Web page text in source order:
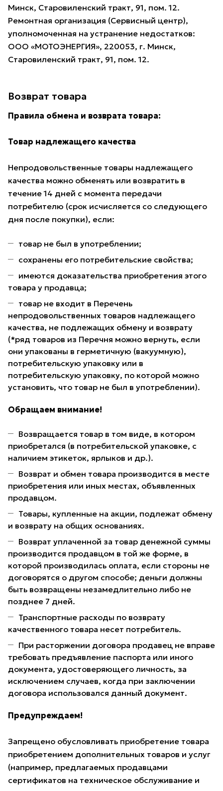
Минск, Старовиленский тракт, 91, пом. 12.
Ремонтная организация (Сервисный центр),
уполномоченная на устранение недостатков:
ООО «МОТОЭНЕРГИЯ», 220053, г. Минск,
Старовиленский тракт, 91, пом. 12.
Возврат товара
Правила обмена и возврата товара:
Товар надлежащего качества
Непродовольственные товары надлежащего
качества можно обменять или возвратить в
течение 14 дней с момента передачи
потребителю (срок исчисляется со следующего
дня после покупки), если:
товар не был в употреблении;
сохранены его потребительские свойства;
имеются доказательства приобретения этого
товара у продавца;
товар не входит в Перечень
непродовольственных товаров надлежащего
качества, не подлежащих обмену и возврату
(*ряд товаров из Перечня можно вернуть, если
они упакованы в герметичную (вакуумную),
потребительскую упаковку или в
потребительскую упаковку, по которой можно
установить, что товар не был в употреблении).
Обращаем внимание!
Возвращается товар в том виде, в котором
приобретался (в потребительской упаковке, с
наличием этикеток, ярлыков и др.).
Возврат и обмен товара производится в месте
приобретения или иных местах, объявленных
продавцом.
Товары, купленные на акции, подлежат обмену
и возврату на общих основаниях.
Возврат уплаченной за товар денежной суммы
производится продавцом в той же форме, в
которой производилась оплата, если стороны не
договорятся о другом способе; деньги должны
быть возвращены незамедлительно либо не
позднее 7 дней.
Транспортные расходы по возврату
качественного товара несет потребитель.
При расторжении договора продавец не вправе
требовать предъявление паспорта или иного
документа, удостоверяющего личность, за
исключением случаев, когда при заключении
договора использовался данный документ.
Предупреждаем!
Запрещено обусловливать приобретение товара
приобретением дополнительных товаров и услуг
(например, предлагаемых продавцами
сертификатов на техническое обслуживание и